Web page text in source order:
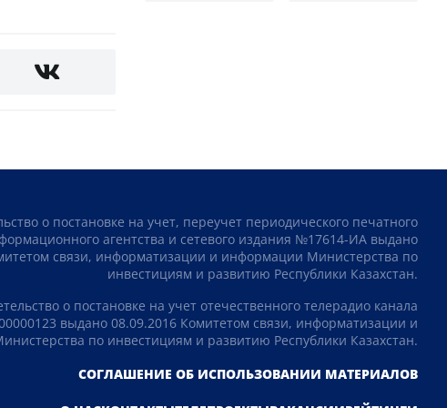
о постановке на учет, переучет периодического печатного
агентства и сетевого издания №17614-ИА выдано
связи, информатизации и информации Министерства по
инвестициям и развитию Республики Казахстан.
о постановке на учет отечественного телерадио канала
выдано 08.09.2016 Комитетом связи, информатизации и
по инвестициям и развитию Республики Казахстан.
СОГЛАШЕНИЕ ОБ ИСПОЛЬЗОВАНИИ МАТЕРИАЛОВ